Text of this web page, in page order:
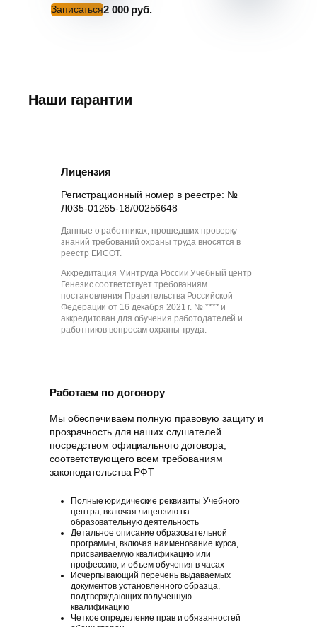
Записаться2 000 руб.
Наши гарантии
Лицензия
Регистрационный номер в реестре: №
Л035-01265-18/00256648
Данные о работниках, прошедших проверку
знаний требований охраны труда вносятся в
реестр ЕИСОТ.
Аккредитация Минтруда России Учебный центр
Генезис соответствует требованиям
постановления Правительства Российской
Федерации от 16 декабря 2021 г. № **** и
аккредитован для обучения работодателей и
работников вопросам охраны труда.
Работаем по договору
Мы обеспечиваем полную правовую защиту и
прозрачность для наших слушателей
посредством официального договора,
соответствующего всем требованиям
законодательства РФT
Полные юридические реквизиты Учебного
центра, включая лицензию на
образовательную деятельность
Детальное описание образовательной
программы, включая наименование курса,
присваиваемую квалификацию или
профессию, и объем обучения в часах
Исчерпывающий перечень выдаваемых
документов установленного образца,
подтверждающих полученную
квалификацию
Четкое определение прав и обязанностей